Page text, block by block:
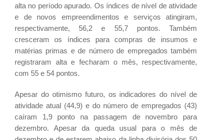
alta no período apurado. Os índices de nível de atividade
e de novos empreendimentos e serviços atingiram,
respectivamente, 56,2 e 55,7 pontos. Também
cresceram os índices para compras de insumos e
matérias primas e de número de empregados também
registraram alta e fecharam o mês, respectivamente,
com 55 e 54 pontos.
Apesar do otimismo futuro, os indicadores do nível de
atividade atual (44,9) e do número de empregados (43)
caíram 1,9 ponto na passagem de novembro para
dezembro. Apesar da queda usual para o mês de